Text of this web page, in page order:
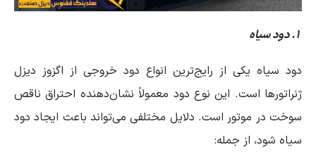
دود سیاه یکی از رایج‌ترین انواع دود خروجی از اگزوز دیزل
ژنراتورها است. این نوع دود معمولاً نشان‌دهنده احتراق ناقص
سوخت در موتور است. دلایل مختلفی می‌تواند باعث ایجاد دود
سیاه شود، از جمله: